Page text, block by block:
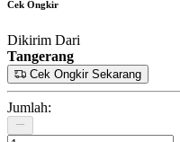
Cek Ongkir
Dikirim Dari
Tangerang
Cek Ongkir Sekarang
Jumlah: